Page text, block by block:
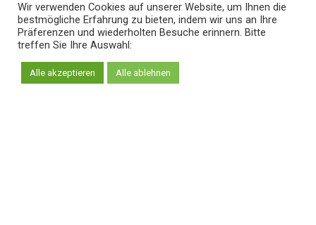
MIT DEM VERSENDEN DIESER NACHRICHT, BESTÄTIGEN SIE
IHR EINVERSTÄNDNIS MIT UNSERER DATENRICHTLINIEN.
Wir verwenden Cookies auf unserer Website, um Ihnen die
bestmögliche Erfahrung zu bieten, indem wir uns an Ihre
Präferenzen und wiederholten Besuche erinnern. Bitte
treffen Sie Ihre Auswahl:
Alle akzeptieren Alle ablehnen